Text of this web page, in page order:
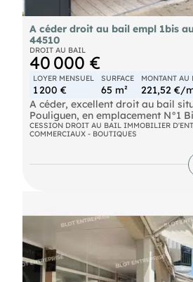
A céder droit au bail empl 1bis
44510
DROIT AU BAIL
40 000 €
LOYER MENSUEL
1 200 €
SURFACE
65 m²
MONTANT AU
221,52 €/
A céder, excellent droit au bail
Pouliguen, en emplacement N°1
d'un fort passage.
Le local est exploité depuis 8 ans
artisanale de fabrication de
état d'exploitation pour de
Pour tout renseignement
organiser une visite, merci de
mail
CESSION DROIT AU BAIL IMMOBILIER
COMMERCIAUX - BOUTIQUES